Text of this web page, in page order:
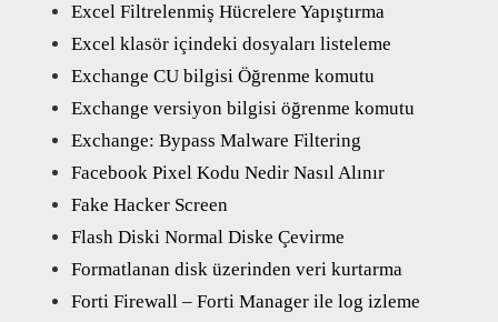
Excel Filtrelenmiş Hücrelere Yapıştırma
Excel klasör içindeki dosyaları listeleme
Exchange CU bilgisi Öğrenme komutu
Exchange versiyon bilgisi öğrenme komutu
Exchange: Bypass Malware Filtering
Facebook Pixel Kodu Nedir Nasıl Alınır
Fake Hacker Screen
Flash Diski Normal Diske Çevirme
Formatlanan disk üzerinden veri kurtarma
Forti Firewall – Forti Manager ile log izleme